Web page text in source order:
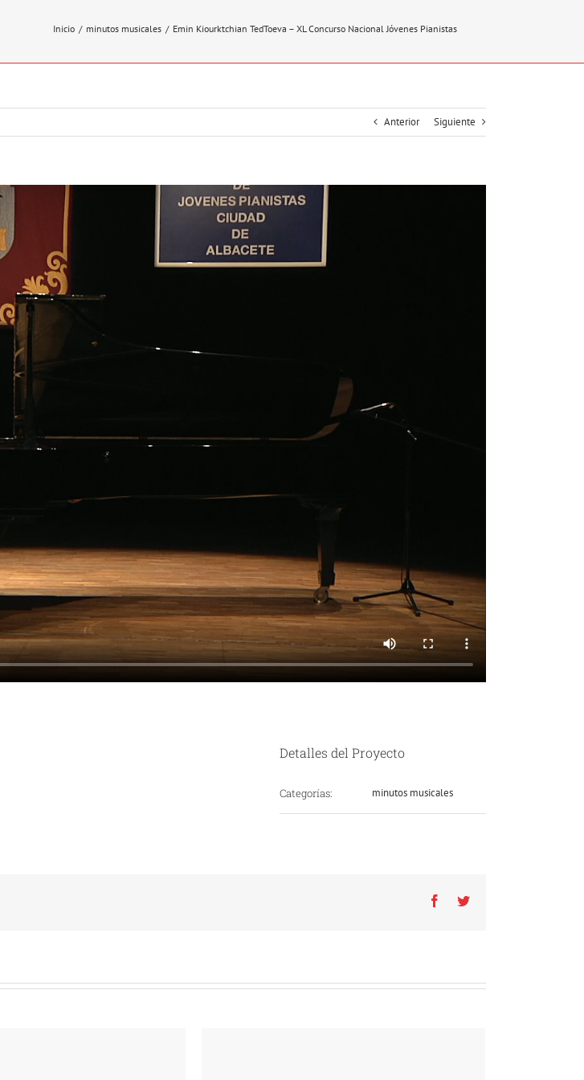
Inicio / minutos musicales / Emin Kiourktchian TedToeva – XL Concurso Nacional Jóvenes Pianistas
Anterior Siguiente
Detalles del Proyecto
Categorías: minutos musicales
FacebookTwitter